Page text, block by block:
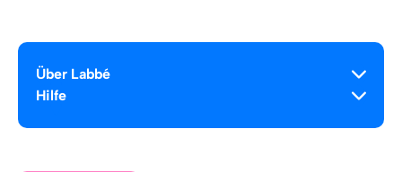
Über Labbé
Hilfe